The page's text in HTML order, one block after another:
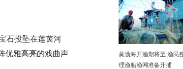
石投坠在莲茵河
优雅高亮的戏曲声
黄渤海开渔期将至 渔民
理渔船渔网准备开捕